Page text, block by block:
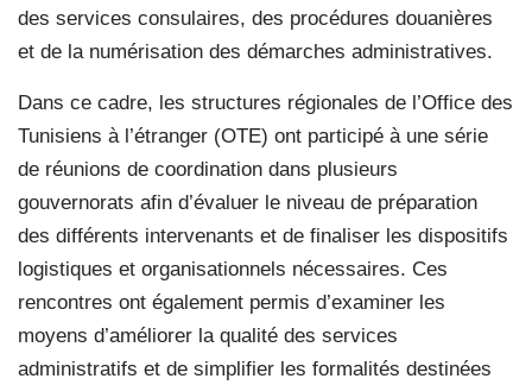
des services consulaires, des procédures douanières
et de la numérisation des démarches administratives.
Dans ce cadre, les structures régionales de l’Office des
Tunisiens à l’étranger (OTE) ont participé à une série
de réunions de coordination dans plusieurs
gouvernorats afin d’évaluer le niveau de préparation
des différents intervenants et de finaliser les dispositifs
logistiques et organisationnels nécessaires. Ces
rencontres ont également permis d’examiner les
moyens d’améliorer la qualité des services
administratifs et de simplifier les formalités destinées